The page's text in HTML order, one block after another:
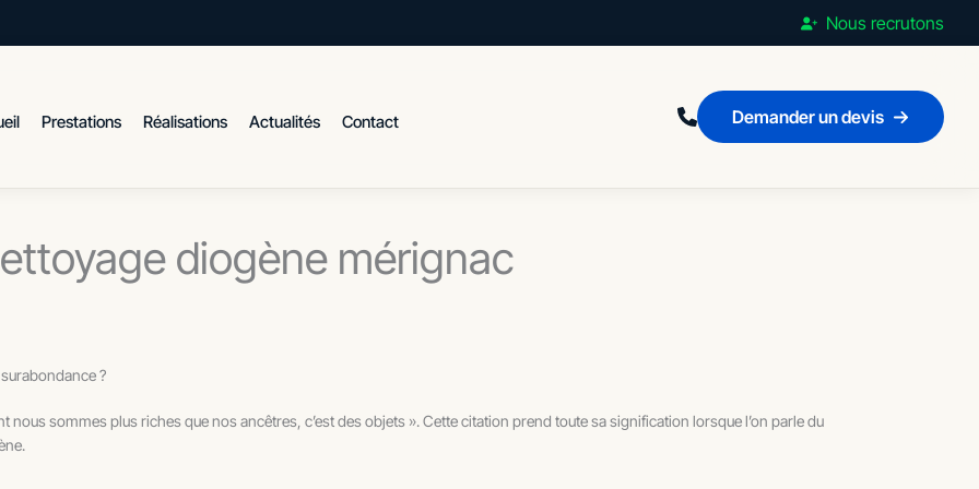
Nous recrutons
Prestations Réalisations Actualités Contact Demander un devis
diogène mérignac
?
nous sommes plus riches que nos ancêtres, c’est des objets ». Cette citation prend toute sa signification lorsque l’on parle du